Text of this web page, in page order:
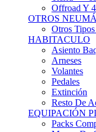
Offroad Y
OTROS
Otros
HABITACULO
Asiento
Arneses
Volantes
Pedales
Extinción
Resto De
EQUIPACIÓN
Packs